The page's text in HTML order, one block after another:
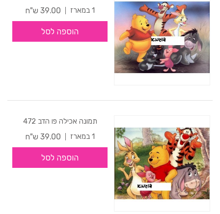
1 במארז
39.00 ש"ח
הוספה לסל
תמונה אכילה פו הדב 472
1 במארז
39.00 ש"ח
הוספה לסל